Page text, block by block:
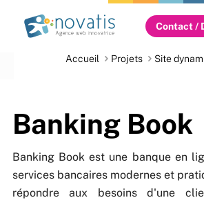
Contact /
Accueil Projets Site
Banking Book
Banking Book est une banque en
services bancaires modernes et
répondre aux besoins d'une